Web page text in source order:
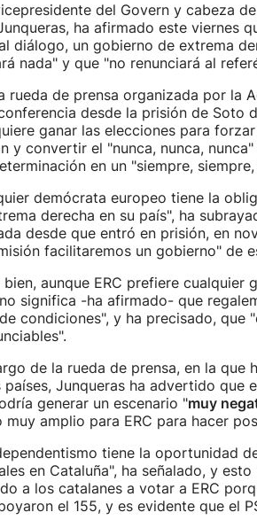
del Govern y cabeza
ha afirmado este viernes
diálogo, un gobierno de extrema
nada" y que "no renunciará al
rueda de prensa organizada por la
desde la prisión de Soto
ganar las elecciones para
y convertir el "nunca, nunca,
en un "siempre, siempre,
demócrata europeo tiene la
derecha en su país", ha
desde que entró en prisión, en
facilitaremos un gobierno" de
bien, aunque ERC prefiere cualquier
significa -ha afirmado- que
condiciones", y ha precisado, que
de la rueda de prensa, en la
países, Junqueras ha advertido que
generar un escenario "muy
muy amplio para ERC para hacer
tiene la oportunidad
en Cataluña", ha señalado, y
a los catalanes a votar a ERC
el 155, y es evidente que el